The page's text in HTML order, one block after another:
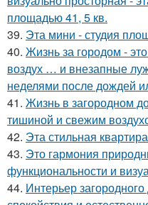
площадью 41, 5 кв.
39. Эта мини - студия
40. Жизнь за городом -
воздух … и внезапные
неделями после дождей
41. Жизнь в загородном
тишиной и свежим
42. Эта стильная
43. Это гармония
функциональности и
44. Интерьер